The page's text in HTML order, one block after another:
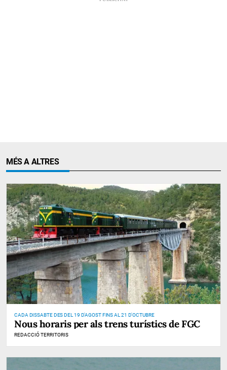
MÉS A ALTRES
CADA DISSABTE DES DEL 19 D'AGOST FINS AL 21 D'OCTUBRE
Nous horaris per als trens turístics de FGC
REDACCIÓ TERRITORIS